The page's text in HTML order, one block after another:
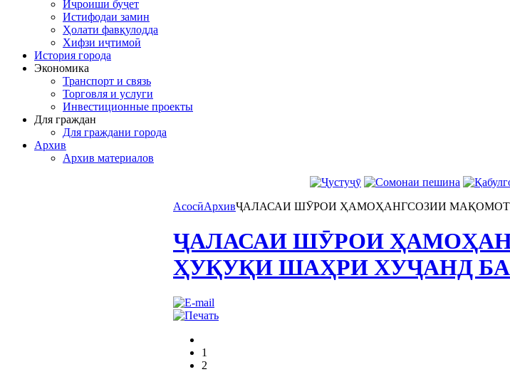
Иҷроиши буҷет
Истифодаи замин
Ҳолати фавқулодда
Хифзи иҷтимоӣ
История города
Экономика
Транспорт и связь
Торговля и услуги
Инвестиционные проекты
Для граждан
Для граждани города
Архив
Архив материалов
АсосӣАрхивҶАЛАСАИ ШӮРОИ ҲАМОҲАНГСОЗИИ
ҶАЛАСАИ ШӮРОИ
ҲУҚУҚИ ШАҲРИ ХУҶАНД
1
2